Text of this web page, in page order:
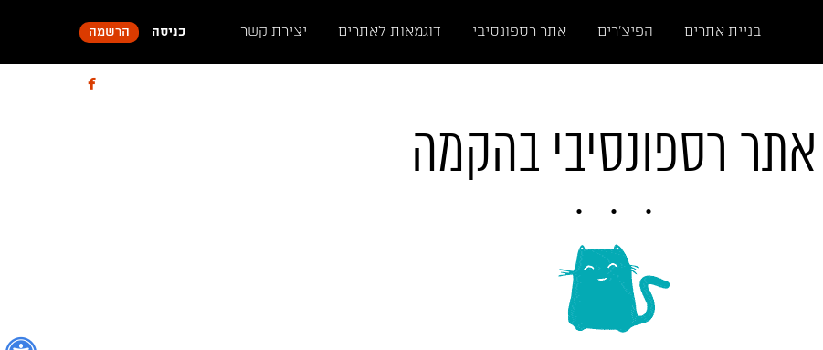
כניסה הרשמה בניית אתרים הפיצ'רים אתר רספונסיבי דוגמאות לאתרים יצירת קשר

אתר רספונסיבי בהקמה